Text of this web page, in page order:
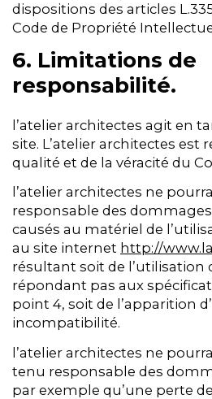
dispositions des articles
Code de Propriété
6. Limitations de
responsabilité.
l’atelier architectes agit en
site. L’atelier architectes est
qualité et de la véracité du
l’atelier architectes ne
responsable des
causés au matériel de
au site internet http://
résultant soit de l’utilisation
répondant pas aux
point 4, soit de l’apparition
incompatibilité.
l’atelier architectes ne
tenu responsable des
par exemple qu’une perte